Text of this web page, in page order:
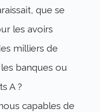
que se
les avoirs
milliers de
banques ou
A ?
capables de